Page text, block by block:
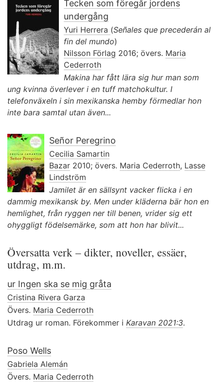
Tecken som föregår jordens
undergång
Yuri Herrera (Señales que precederán al
fin del mundo)
Nilsson Förlag 2016; övers. Maria
Cederroth
Makina har fått lära sig hur man som
ung kvinna överlever i en tuff matchokultur. I
telefonväxeln i sin mexikanska hemby förmedlar hon
inte bara samtal utan även...
Señor Peregrino
Cecilia Samartin
Bazar 2010; övers. Maria Cederroth, Lasse
Lindström
Jamilet är en sällsynt vacker flicka i en
dammig mexikansk by. Men under kläderna bär hon en
hemlighet, från ryggen ner till benen, vrider sig ett
ohyggligt födelsemärke, som att hon har blivit...
Översatta verk – dikter, noveller, essäer,
utdrag, m.m.
ur Ingen ska se mig gråta
Cristina Rivera Garza
Övers. Maria Cederroth
Utdrag ur roman. Förekommer i Karavan 2021:3.
Poso Wells
Gabriela Alemán
Övers. Maria Cederroth